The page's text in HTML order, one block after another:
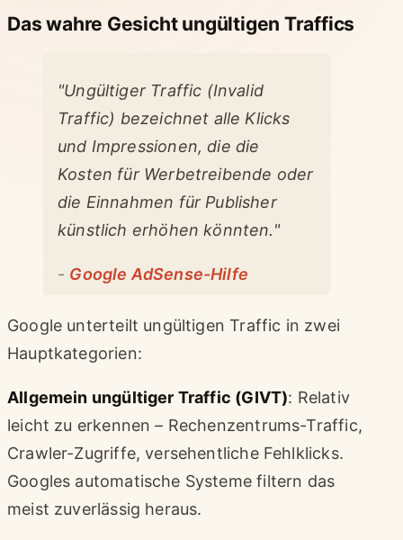
Das wahre Gesicht ungültigen Traffics
"Ungültiger Traffic (Invalid
Traffic) bezeichnet alle Klicks
und Impressionen, die die
Kosten für Werbetreibende oder
die Einnahmen für Publisher
künstlich erhöhen könnten."
- Google AdSense-Hilfe
Google unterteilt ungültigen Traffic in zwei
Hauptkategorien:
Allgemein ungültiger Traffic (GIVT): Relativ
leicht zu erkennen – Rechenzentrums-Traffic,
Crawler-Zugriffe, versehentliche Fehlklicks.
Googles automatische Systeme filtern das
meist zuverlässig heraus.